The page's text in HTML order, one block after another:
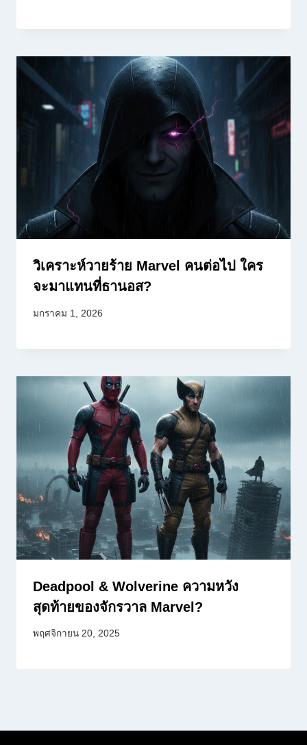
วิเคราะห์วายร้าย Marvel คนต่อไป ใคร
จะมาแทนที่ธานอส?
มกราคม 1, 2026
Deadpool & Wolverine ความหวัง
สุดท้ายของจักรวาล Marvel?
พฤศจิกายน 20, 2025